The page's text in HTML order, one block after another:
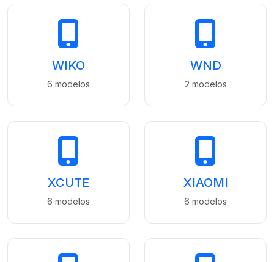
WIKO
6 modelos
WND
2 modelos
XCUTE
6 modelos
XIAOMI
6 modelos